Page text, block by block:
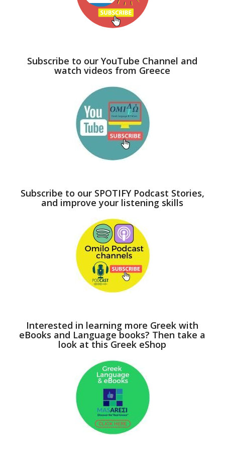
Subscribe to our YouTube Channel and
watch videos from Greece
Subscribe to our SPOTIFY Podcast Stories,
and improve your listening skills
Interested in learning more Greek with
eBooks and Language books? Then take a
look at this Greek eShop